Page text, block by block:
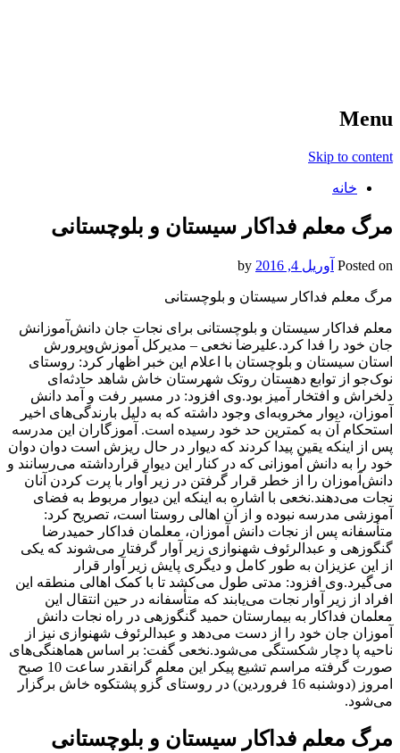
Menu
Skip to content
خانه
مرگ معلم فداکار سیستان و بلوچستانی
Posted on آوریل 4, 2016
مرگ معلم فداکار سیستان و بلوچستانی
معلم فداکار سیستان و بلوچستانی برای نجات جان دانش‌آموزانش
جان خود را فدا کرد.علیرضا نخعی – مدیرکل آموزش‌وپرورش
استان سیستان و بلوچستان با اعلام این خبر اظهار کرد: روستای
نوک‌جو از توابع دهستان روتک شهرستان خاش شاهد حادثه‌ای
دلخراش و افتخار آمیز بود.وی افزود: در مسیر رفت و آمد دانش
آموزان، دیوار مخروبه‌ای وجود داشته که به دلیل بارندگی‌های اخیر
استحکام آن به کمترین حد خود رسیده است. آموزگاران این مدرسه
پس از اینکه یقین پیدا کردند که دیوار در حال ریزش است دوان دوان
خود را به دانش آموزانی که در کنار این دیوار قرارداشته می‌رسانند و
دانش‌آموزان را از خطر قرار گرفتن در زیر آوار با پرت کردن آنان
نجات می‌دهند.نخعی با اشاره به اینکه این دیوار مربوط به فضای
آموزشی مدرسه نبوده و از آن اهالی روستا است، تصریح کرد:
متأسفانه پس از نجات دانش آموزان، معلمان فداکار حمیدرضا
گنگوزهی و عبدالرئوف شهنوازی زیر آوار گرفتار می‌شوند که یکی
از این عزیزان به طور کامل و دیگری پایش زیر آوار قرار
می‌گیرد.وی افزود: مدتی طول می‌کشد تا با کمک اهالی منطقه این
افراد از زیر آوار نجات می‌یابند که متأسفانه در حین انتقال این
معلمان فداکار به بیمارستان حمید گنگوزهی در راه نجات دانش
آموزان جان خود را از دست می‌دهد و عبدالرئوف شهنوازی نیز از
ناحیه پا دچار شکستگی می‌‌شود.نخعی گفت: بر اساس هماهنگی‌های
صورت گرفته مراسم تشیع پیکر این معلم گرانقدر ساعت 10 صبح
امروز (دوشنبه 16 فروردین) در روستای گزو پشتکوه خاش برگزار
می‌شود.
مرگ معلم فداکار سیستان و بلوچستانی